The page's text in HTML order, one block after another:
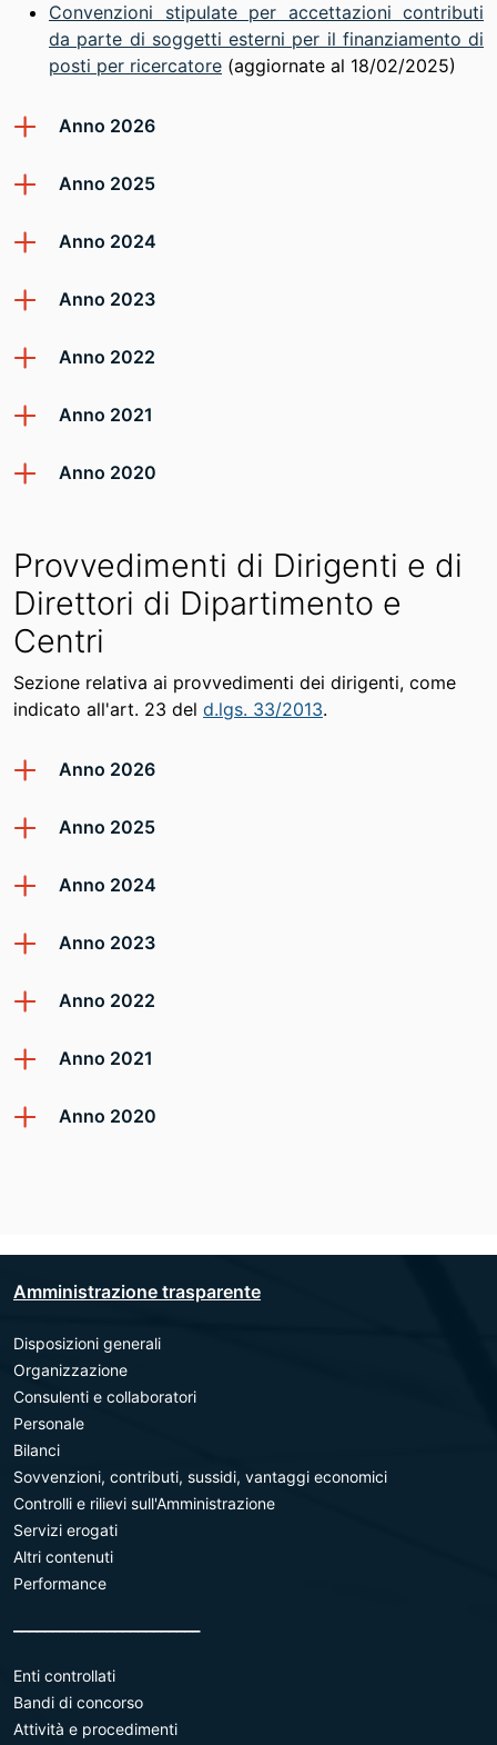
Convenzioni stipulate per accettazioni contributi
da parte di soggetti esterni per il finanziamento di
posti per ricercatore (aggiornate al 18/02/2025)
Anno 2026
Anno 2025
Anno 2024
Anno 2023
Anno 2022
Anno 2021
Anno 2020
Provvedimenti di Dirigenti e di
Direttori di Dipartimento e
Centri
Sezione relativa ai provvedimenti dei dirigenti, come
indicato all'art. 23 del d.lgs. 33/2013.
Anno 2026
Anno 2025
Anno 2024
Anno 2023
Anno 2022
Anno 2021
Anno 2020
Amministrazione trasparente
Disposizioni generali
Organizzazione
Consulenti e collaboratori
Personale
Bilanci
Sovvenzioni, contributi, sussidi, vantaggi economici
Controlli e rilievi sull'Amministrazione
Servizi erogati
Altri contenuti
Performance
Enti controllati
Bandi di concorso
Attività e procedimenti